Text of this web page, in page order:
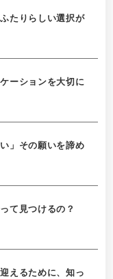
たりらしい選択が
ーションを大切に
」その願いを諦め
て見つけるの？
えるために、知っ